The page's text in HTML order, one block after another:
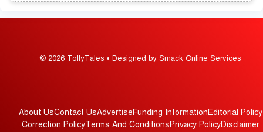
© 2026 TollyTales • Designed by Smack Online Services
About UsContact UsAdvertiseFunding InformationEditorial Policy
Correction PolicyTerms And ConditionsPrivacy PolicyDisclaimer